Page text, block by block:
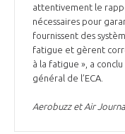
attentivement le
nécessaires pour
fournissent des
fatigue et gèrent
à la fatigue », a
général de l’ECA.
Aerobuzz et Air